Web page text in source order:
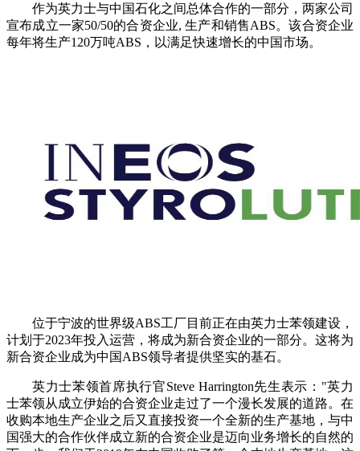
作为英力士与中国石化之间总体合作的一部分，两家公司
宣布成立一家50/50的合资企业, 生产和销售ABS。该合资企业
每年将生产120万吨ABS，以满足快速增长的中国市场。
位于宁波的世界级ABS工厂目前正在由英力士苯领建设，
计划于2023年投入运营，将成为新合资企业的一部分。这将为
新合资企业成为中国ABS领导者提供坚实的基石。
英力士苯领首席执行官Steve Harrington先生表示："英力
士苯领从成立伊始的合资企业走过了一个漫长发展的道路。在
收购本地生产企业之后又直接投资一个全新的生产基地，与中
国强大的合作伙伴成立新的合资企业是迈向业务增长的自然的